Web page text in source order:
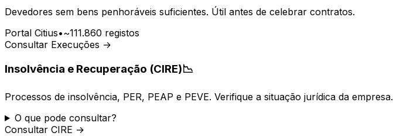
Devedores sem bens penhoráveis suficientes. Útil antes de celebrar contratos.
Portal Citius•~111.860 registos
Consultar Execuções →
Insolvência e Recuperação (CIRE)📉
Processos de insolvência, PER, PEAP e PEVE. Verifique a situação jurídica da empresa.
O que pode consultar?
Consultar CIRE →